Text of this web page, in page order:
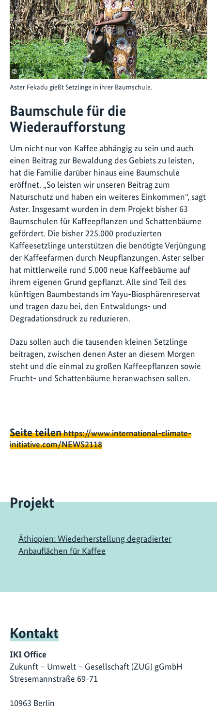
©
Aster Fekadu gießt Setzlinge in ihrer Baumschule.
Baumschule für die
Wiederaufforstung
Um nicht nur von Kaffee abhängig zu sein und auch
einen Beitrag zur Bewaldung des Gebiets zu leisten,
hat die Familie darüber hinaus eine Baumschule
eröffnet. „So leisten wir unseren Beitrag zum
Naturschutz und haben ein weiteres Einkommen“, sagt
Aster. Insgesamt wurden in dem Projekt bisher 63
Baumschulen für Kaffeepflanzen und Schattenbäume
gefördert. Die bisher 225.000 produzierten
Kaffeesetzlinge unterstützen die benötigte Verjüngung
der Kaffeefarmen durch Neupflanzungen. Aster selber
hat mittlerweile rund 5.000 neue Kaffeebäume auf
ihrem eigenen Grund gepflanzt. Alle sind Teil des
künftigen Baumbestands im Yayu-Biosphärenreservat
und tragen dazu bei, den Entwaldungs- und
Degradationsdruck zu reduzieren.
Dazu sollen auch die tausenden kleinen Setzlinge
beitragen, zwischen denen Aster an diesem Morgen
steht und die einmal zu großen Kaffeepflanzen sowie
Frucht- und Schattenbäume heranwachsen sollen.
Seite teilenhttps://www.international-climate-
initiative.com/NEWS2118
Projekt
Äthiopien: Wiederherstellung degradierter
Anbauflächen für Kaffee
Kontakt
IKI Office
Zukunft – Umwelt – Gesellschaft (ZUG) gGmbH
Stresemannstraße 69-71
10963 Berlin